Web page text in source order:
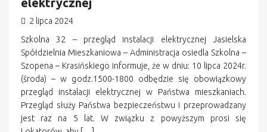
2 lipca 2024
Szkolna 32 – przegląd instalacji elektrycznej Jasielska
Spółdzielnia Mieszkaniowa – Administracja osiedla Szkolna –
Szopena – Krasińskiego informuje, że w dniu: 10 lipca 2024r.
(środa) – w godz.1500-1800 odbędzie się obowiązkowy
przegląd instalacji elektrycznej w Państwa mieszkaniach.
Przegląd służy Państwa bezpieczeństwu i przeprowadzany
jest raz na 5 lat. W związku z powyższym prosi się